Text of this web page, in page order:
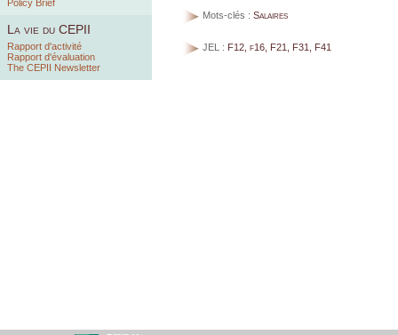
Policy Brief
La vie du CEPII
Rapport d'activité
Rapport d'évaluation
The CEPII Newsletter
Mots-clés : Salaires
JEL : F12, f16, F21, F31, F41